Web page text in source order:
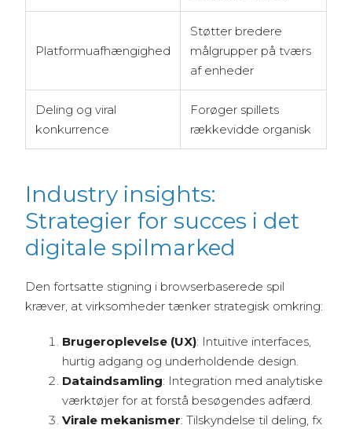
Platformuafhængighed
Støtter bredere
målgrupper på tværs
af enheder
Deling og viral
konkurrence
Forøger spillets
rækkevidde organisk
Industry insights:
Strategier for succes i det
digitale spilmarked
Den fortsatte stigning i browserbaserede spil
kræver, at virksomheder tænker strategisk omkring:
Brugeroplevelse (UX): Intuitive interfaces,
hurtig adgang og underholdende design.
Dataindsamling: Integration med analytiske
værktøjer for at forstå besøgendes adfærd.
Virale mekanismer: Tilskyndelse til deling, fx